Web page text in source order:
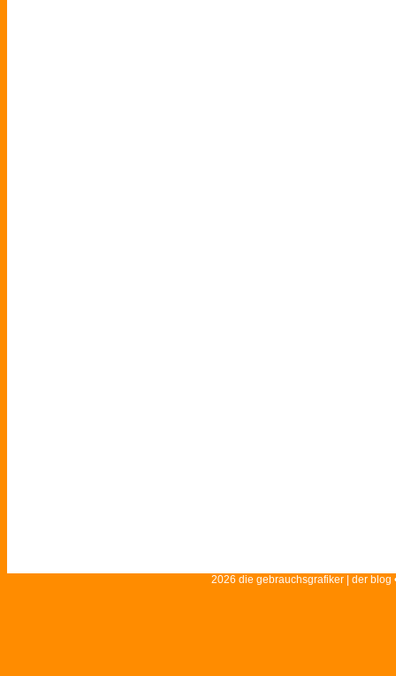
2026 die gebrauchsgrafiker | der blog